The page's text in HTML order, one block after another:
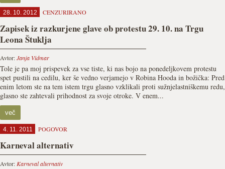
28. 10. 2012 CENZURIRANO
Zapisek iz razkurjene glave ob protestu 29. 10. na Trgu
Leona Štuklja
Avtor:Janja Vidmar
Tole je pa moj prispevek za vse tiste, ki nas bojo na ponedeljkovem protestu
spet pustili na cedilu, ker še vedno verjamejo v Robina Hooda in božička: Pred
enim letom ste na tem istem trgu glasno vzklikali proti sužnjelastniškemu redu,
glasno ste zahtevali prihodnost za svoje otroke. V enem...
več
4. 11. 2011 POGOVOR
Karneval alternativ
Avtor: Karneval alternativ